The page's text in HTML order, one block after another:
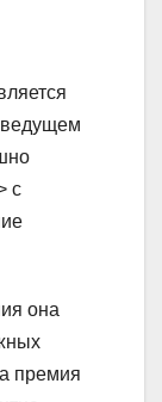
ведущем
с
она
премия